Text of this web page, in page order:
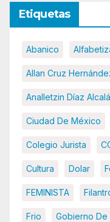
Etiquetas
Abanico
Allan Cruz
Analletzin Díaz Alcalá
Ciudad De México
Colegio Jurista
Cultura Dolar
FEMINISTA
Frio Gobierno De